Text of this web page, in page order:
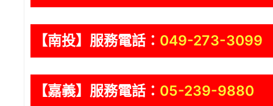
【南投】服務電話： 049-273-3099
【嘉義】服務電話： 05-239-9880